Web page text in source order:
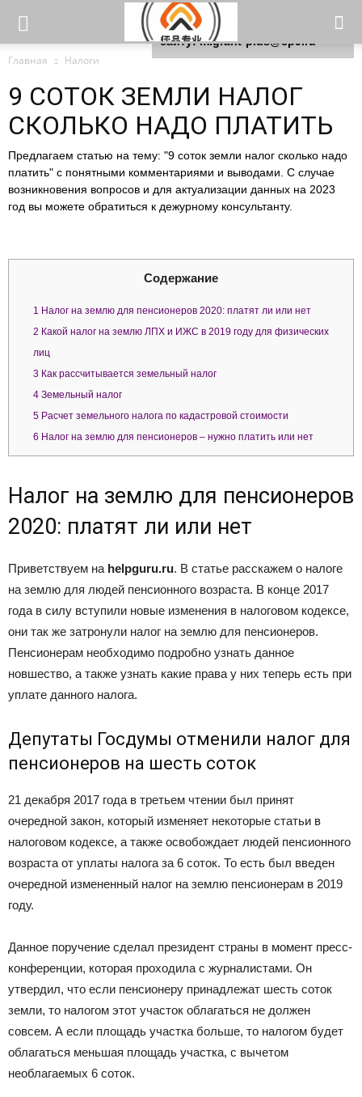
Главная Налоги
9 СОТОК ЗЕМЛИ НАЛОГ
СКОЛЬКО НАДО ПЛАТИТЬ
Предлагаем статью на тему: "9 соток земли налог сколько надо
платить" с понятными комментариями и выводами. С случае
возникновения вопросов и для актуализации данных на 2023
год вы можете обратиться к дежурному консультанту.
Содержание
1 Налог на землю для пенсионеров 2020: платят ли или нет
2 Какой налог на землю ЛПХ и ИЖС в 2019 году для физических
лиц
3 Как рассчитывается земельный налог
4 Земельный налог
5 Расчет земельного налога по кадастровой стоимости
6 Налог на землю для пенсионеров – нужно платить или нет
Налог на землю для пенсионеров
2020: платят ли или нет
Приветствуем на helpguru.ru. В статье расскажем о налоге
на землю для людей пенсионного возраста. В конце 2017
года в силу вступили новые изменения в налоговом кодексе,
они так же затронули налог на землю для пенсионеров.
Пенсионерам необходимо подробно узнать данное
новшество, а также узнать какие права у них теперь есть при
уплате данного налога.
Депутаты Госдумы отменили налог для
пенсионеров на шесть соток
21 декабря 2017 года в третьем чтении был принят
очередной закон, который изменяет некоторые статьи в
налоговом кодексе, а также освобождает людей пенсионного
возраста от уплаты налога за 6 соток. То есть был введен
очередной измененный налог на землю пенсионерам в 2019
году.
Данное поручение сделал президент страны в момент пресс-
конференции, которая проходила с журналистами. Он
утвердил, что если пенсионеру принадлежат шесть соток
земли, то налогом этот участок облагаться не должен
совсем. А если площадь участка больше, то налогом будет
облагаться меньшая площадь участка, с вычетом
необлагаемых 6 соток.
Для любых предложений по
сайту: migrant-plus@cp9.ru